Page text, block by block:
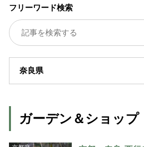
フリーワード検索
ガーデン＆ショップ